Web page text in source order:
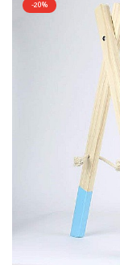
-20%